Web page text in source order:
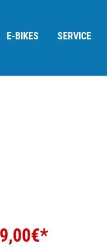
E-BIKES SERVICE
€*